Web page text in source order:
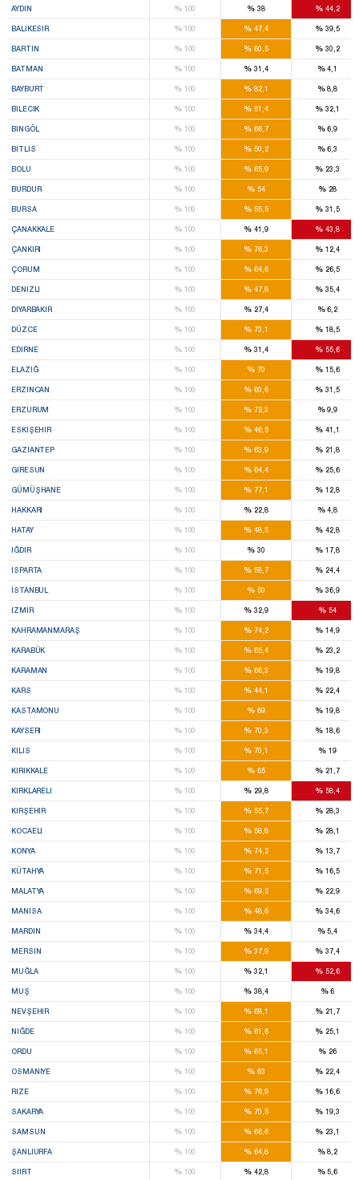
AYDIN %100 % 38 % 44,2
BALIKESIR %100 % 47,4 % 39,5
BARTIN %100 % 60,5 % 30,2
BATMAN %100 % 31,4 %4,1
BAYBURT %100 % 82,1 %8,8
BILECIK %100 % 51,4 % 32,1
BINGÖL %100 % 66,7 %6,9
BITLIS %100 % 50,2 %6,3
BOLU %100 % 65,9 % 23,3
BURDUR %100 % 54 %28
BURSA %100 % 55,5 % 31,5
ÇANAKKALE %100 % 41,9 % 43,8
ÇANKIRI %100 % 76,3 % 12,4
ÇORUM %100 % 64,6 % 26,5
DENIZLI %100 % 47,8 % 35,4
DIYARBAKIR %100 % 27,4 %6,2
DÜZCE %100 % 73,1 % 18,5
EDIRNE %100 % 31,4 % 55,6
ELAZIĞ %100 % 70 % 15,6
ERZINCAN %100 % 60,6 % 31,5
ERZURUM %100 % 72,3 %9,9
ESKIŞEHIR %100 % 46,5 % 41,1
GAZIANTEP %100 % 63,9 % 21,8
GIRESUN %100 % 64,4 % 25,6
GÜMÜŞHANE %100 % 77,1 % 12,8
HAKKARI %100 % 22,8 %4,8
HATAY %100 % 48,5 % 42,8
IĞDIR %100 % 30 % 17,8
ISPARTA %100 % 58,7 % 24,4
İSTANBUL %100 % 50 % 36,9
IZMIR %100 % 32,9 %54
KAHRAMANMARAŞ %100 % 74,2 % 14,9
KARABÜK %100 % 65,4 % 23,2
KARAMAN %100 % 66,3 % 19,8
KARS %100 % 44,1 % 22,4
KASTAMONU %100 % 69 % 19,8
KAYSERI %100 % 70,3 % 18,6
KILIS %100 % 70,1 %19
KIRIKKALE %100 % 65 % 21,7
KIRKLARELI %100 % 29,8 % 58,4
KIRŞEHIR %100 % 55,7 % 28,3
KOCAELI %100 % 58,8 % 28,1
KONYA %100 % 74,2 % 13,7
KÜTAHYA %100 % 71,5 % 16,5
MALATYA %100 % 69,2 % 22,9
MANISA %100 % 48,6 % 34,6
MARDIN %100 % 34,4 %5,4
MERSIN %100 % 37,9 % 37,4
MUĞLA %100 % 32,1 % 52,6
MUŞ %100 % 38,4 %6
NEVŞEHIR %100 % 68,1 % 21,7
NIĞDE %100 % 61,6 % 25,1
ORDU %100 % 65,1 %26
OSMANIYE %100 % 63 % 22,4
RIZE %100 % 76,9 % 16,6
SAKARYA %100 % 70,5 % 19,3
SAMSUN %100 % 66,6 % 23,1
ŞANLIURFA %100 % 64,8 %8,2
SIIRT %100 % 42,8 %5,6